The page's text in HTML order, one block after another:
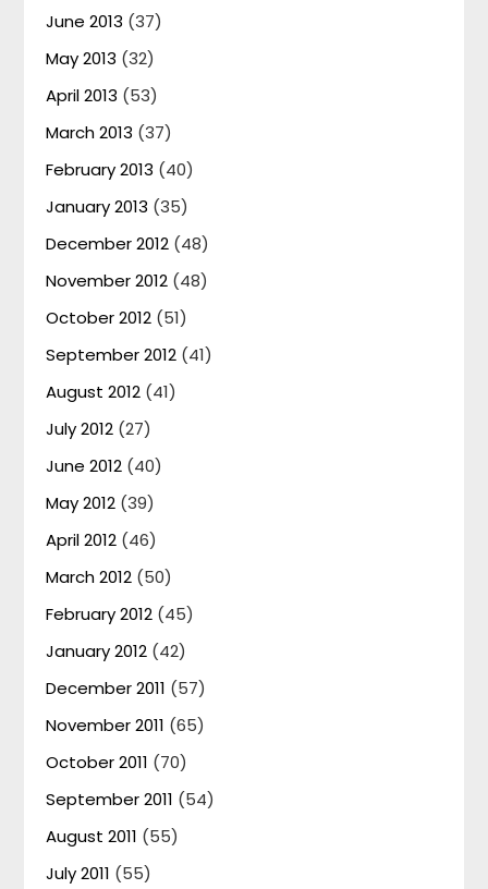
June 2013 (37)
May 2013 (32)
April 2013 (53)
March 2013 (37)
February 2013 (40)
January 2013 (35)
December 2012 (48)
November 2012 (48)
October 2012 (51)
September 2012 (41)
August 2012 (41)
July 2012 (27)
June 2012 (40)
May 2012 (39)
April 2012 (46)
March 2012 (50)
February 2012 (45)
January 2012 (42)
December 2011 (57)
November 2011 (65)
October 2011 (70)
September 2011 (54)
August 2011 (55)
July 2011 (55)